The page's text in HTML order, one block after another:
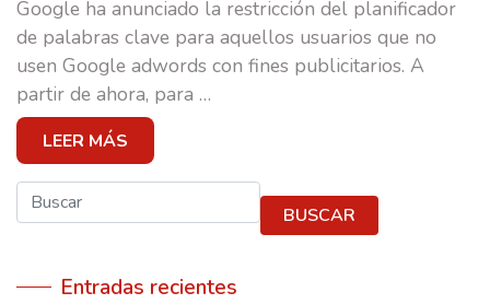
CASOS DE ÉXITO
EQUIPO
E-SCUELA
BLOG
Google ha anunciado la restricción del planificador
de palabras clave para aquellos usuarios que no
usen Google adwords con fines publicitarios. A
partir de ahora, para …
LEER MÁS
Buscar
BUSCAR
Entradas recientes